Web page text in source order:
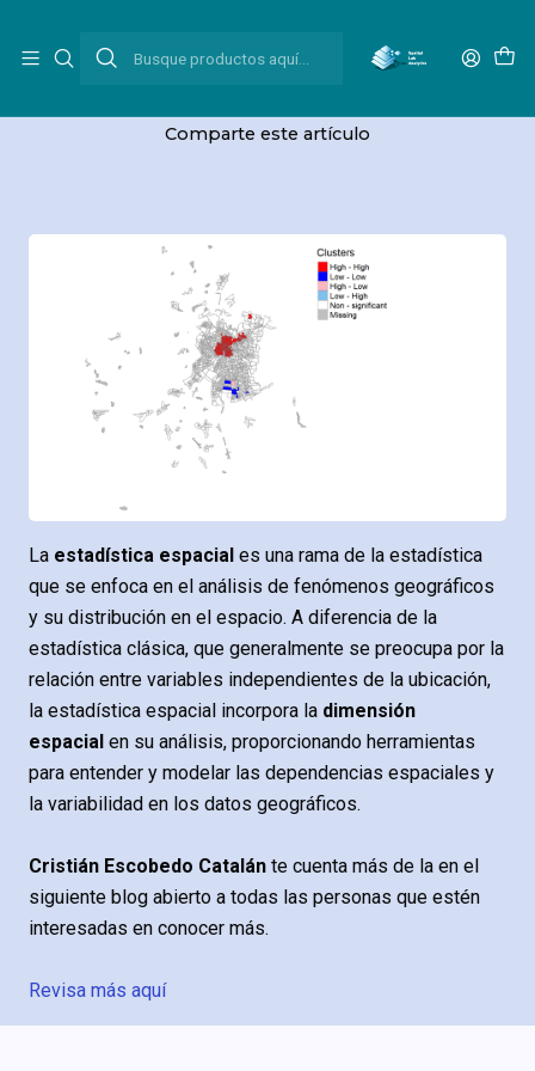
de Moran
Comparte este artículo
La estadística espacial es una rama de la estadística
que se enfoca en el análisis de fenómenos geográficos
y su distribución en el espacio. A diferencia de la
estadística clásica, que generalmente se preocupa por la
relación entre variables independientes de la ubicación,
la estadística espacial incorpora la dimensión
espacial en su análisis, proporcionando herramientas
para entender y modelar las dependencias espaciales y
la variabilidad en los datos geográficos.
Cristián Escobedo Catalán te cuenta más de la en el
siguiente blog abierto a todas las personas que estén
interesadas en conocer más.
Revisa más aquí